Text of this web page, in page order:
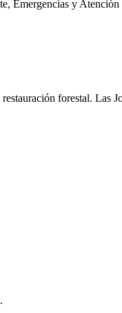
Emergencias y
forestal.